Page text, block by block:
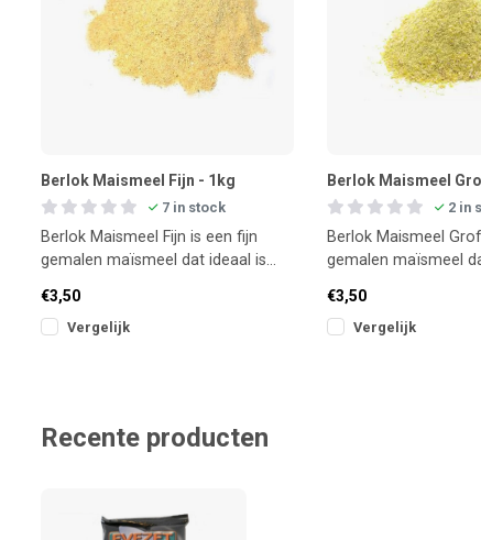
Berlok Maismeel Fijn - 1kg
7 in stock
Berlok Maismeel Fijn is een fijn
gemalen maïsmeel dat ideaal is
te
€3,50
Vergelijk
Berlok Maismeel
2 in
Berlok Maismeel
gemalen maïsmeel
lokvo
€3,50
Vergelijk
Recente producten